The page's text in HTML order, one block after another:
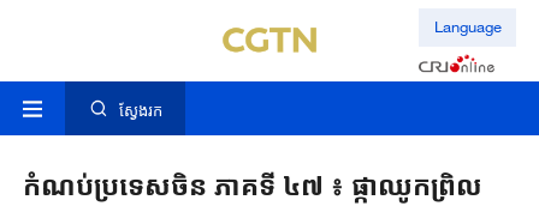
Language
ស្វែងរក
កំណប់ប្រទេសចិន ភាគទី ៤៧ ៖ ផ្កាឈូកព្រិល